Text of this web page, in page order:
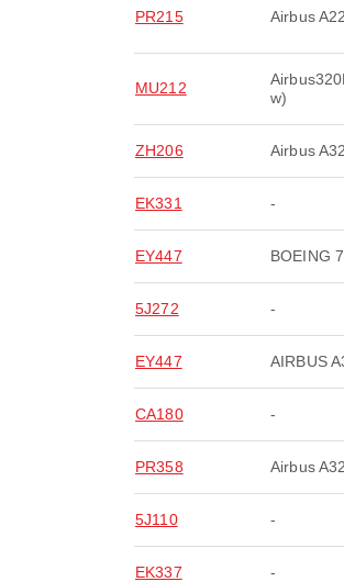
PR215 Airbus
MU212
w)
ZH206 Airbus
EK331 -
EY447 BOEING
5J272 -
EY447 AIRBUS
CA180 -
PR358 Airbus
5J110 -
EK337 -